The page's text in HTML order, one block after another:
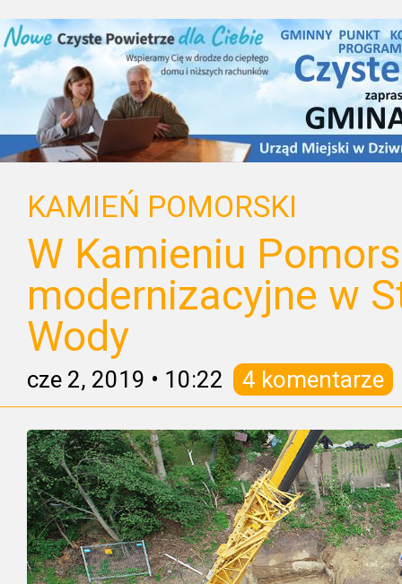
KAMIEŃ POMORSKI
W Kamieniu
modernizacyjne w
Wody
cze 2, 2019 • 10:22 4 komentarze